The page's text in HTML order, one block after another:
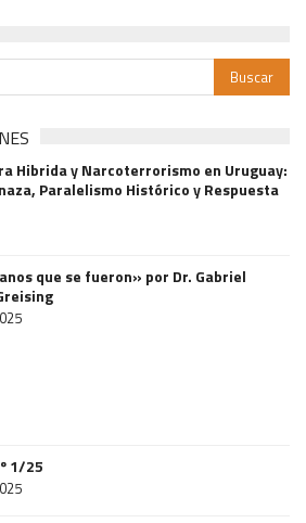
Hibrida y Narcoterrorismo en Uruguay:
Paralelismo Histórico y Respuesta
que se fueron» por Dr. Gabriel
1/25